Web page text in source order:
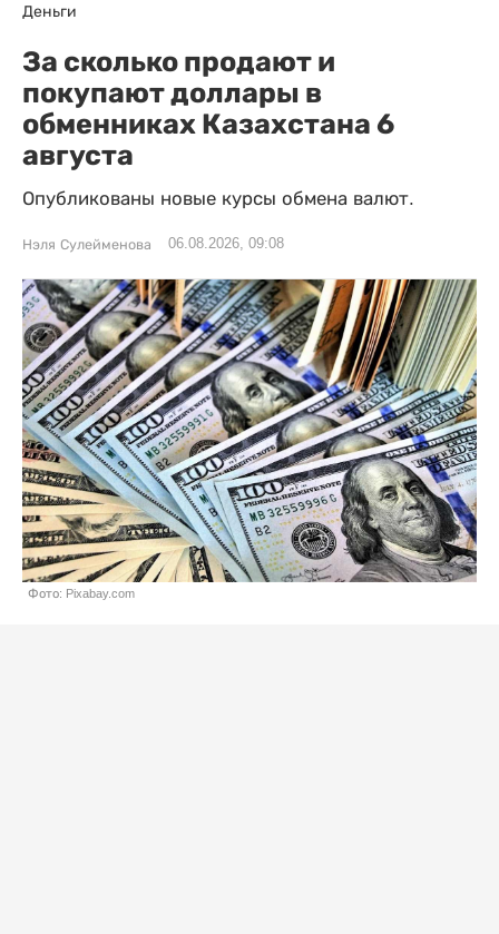
Деньги
За сколько продают и
покупают доллары в
обменниках Казахстана 6
августа
Опубликованы новые курсы обмена валют.
Нэля Сулейменова 06.08.2026, 09:08
Фото: Pixabay.com